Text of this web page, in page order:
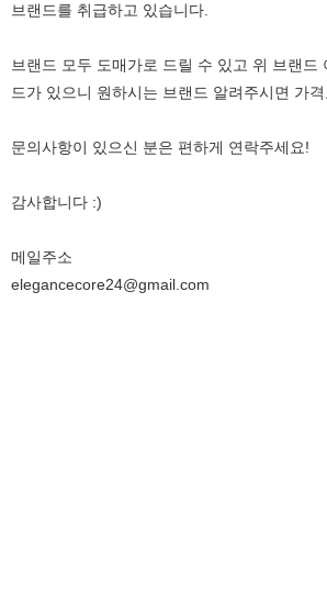
브랜드를 취급하고 있습니다.
브랜드 모두 도매가로 드릴 수 있고 위 브랜드
드가 있으니 원하시는 브랜드 알려주시면 가
문의사항이 있으신 분은 편하게 연락주세요!
감사합니다 :)
메일주소
elegancecore24@gmail.com